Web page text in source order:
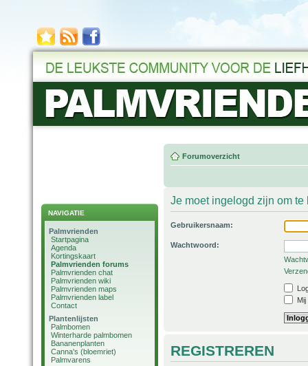
NAVIGATIE
Palmvrienden
Startpagina
Agenda
Kortingskaart
Palmvrienden forums
Palmvrienden chat
Palmvrienden wiki
Palmvrienden maps
Palmvrienden label
Contact
Plantenlijsten
Palmbomen
Winterharde palmbomen
Bananenplanten
Canna's (bloemriet)
Palmvarens
Forumoverzicht
Je moet ingelogd zijn om
Gebruikersnaam:
Wachtwoord:
REGISTREREN